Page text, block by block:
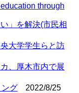
through
」を解決(市民相
大学学生らと訪
、厚木市内で展
グ
2022/8/25